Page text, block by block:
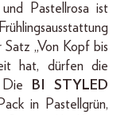
Pastellrosa ist
„Von Kopf bis
hat, dürfen die
Die BI STYLED
in Pastellgrün,